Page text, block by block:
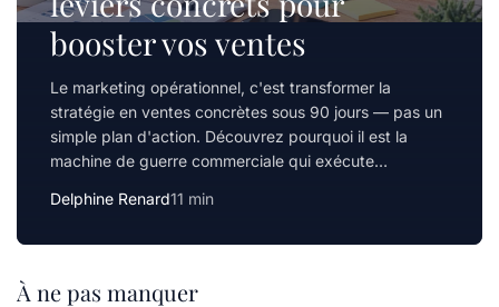
booster vos ventes
Le marketing opérationnel, c'est transformer la
stratégie en ventes concrètes sous 90 jours — pas un
simple plan d'action. Découvrez pourquoi il est la
machine de guerre commerciale qui exécute…
Delphine Renard11 min
À ne pas manquer